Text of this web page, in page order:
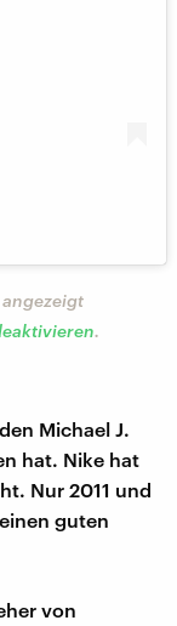
.
Michael J.
hat. Nike hat
Nur 2011 und
guten
von